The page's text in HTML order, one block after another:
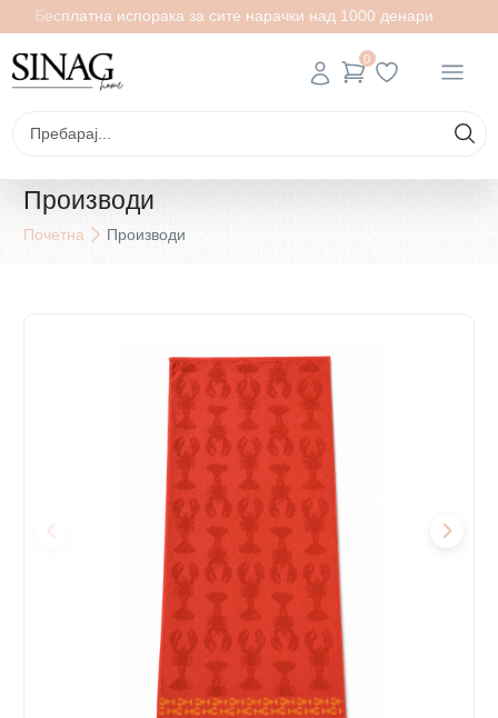
Бесплатна испорака за сите нарачки над 1000 денари
0
Производи
Почетна Производи